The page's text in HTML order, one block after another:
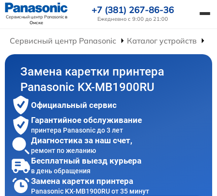
Сервисный центр Panasonicв
Омске
+7 (381) 267-86-36
Ежедневно с 9:00 до 21:00
Сервисный центр Panasonic Каталог устройств
Замена каретки принтера
Panasonic KX-MB1900RU
Официальный сервис
Гарантийное обслуживание
принтера Panasonic до 3 лет
Диагностика за наш счет,
ремонт по желанию
Бесплатный выезд курьера
в день обращения
Замена каретки принтера
Panasonic KX-MB1900RU от 35 минут